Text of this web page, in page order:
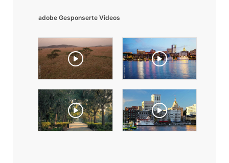
adobe Gesponserte Videos